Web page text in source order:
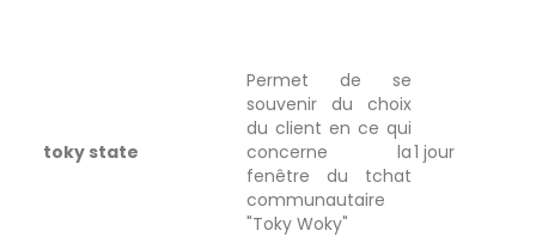
toky state
Permet de se
souvenir du choix
du client en ce qui
concerne la
fenêtre du tchat
communautaire
"Toky Woky"
1 jour